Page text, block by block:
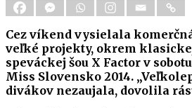
Cez víkend vysielala
veľké projekty, okrem
speváckej šou X Factor v
Miss Slovensko 2014.
divákov nezaujala, dovolila